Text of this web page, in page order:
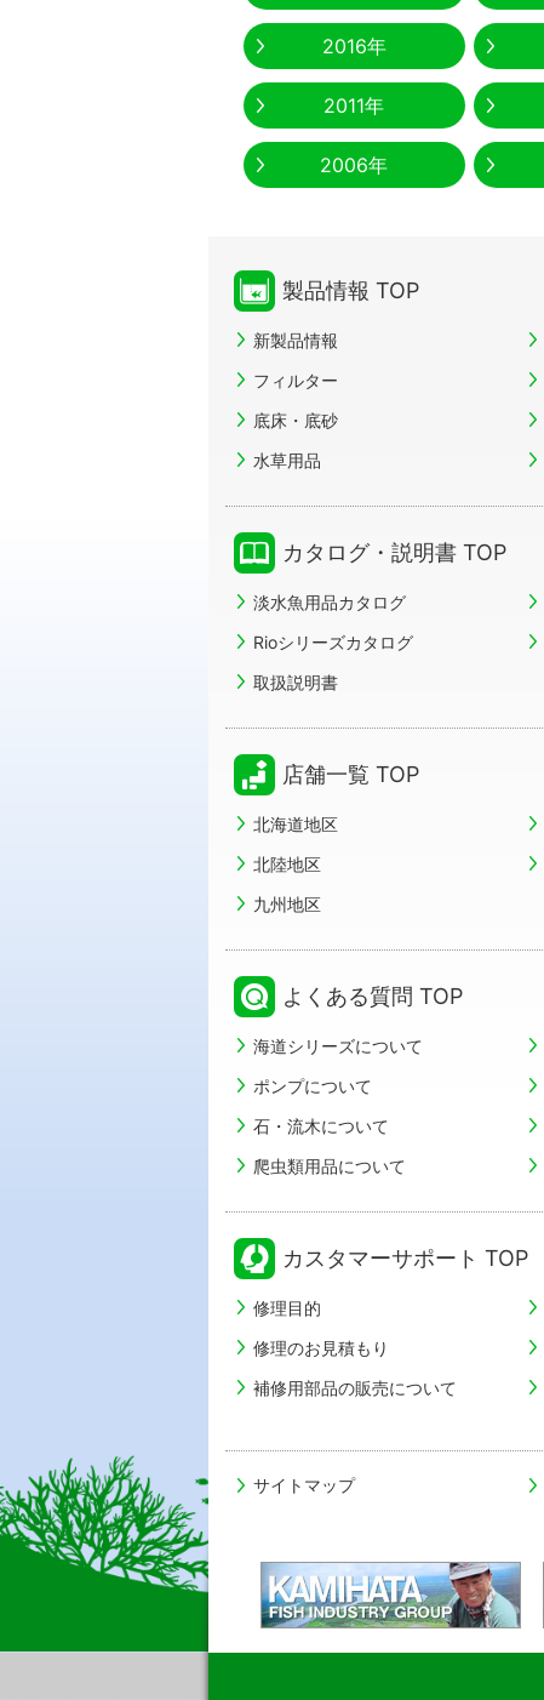
2016年
2011年
2006年
製品情報 TOP
新製品情報
フィルター
底床・底砂
水草用品
カタログ・説明書 TOP
淡水魚用品カタログ
Rioシリーズカタログ
取扱説明書
店舗一覧 TOP
北海道地区
北陸地区
九州地区
よくある質問 TOP
海道シリーズについて
ポンプについて
石・流木について
爬虫類用品について
カスタマーサポート TOP
修理目的
修理のお見積もり
補修用部品の販売について
サイトマップ